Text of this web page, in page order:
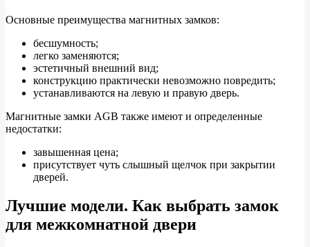
Основные преимущества магнитных замков:
бесшумность;
легко заменяются;
эстетичный внешний вид;
конструкцию практически невозможно повредить;
устанавливаются на левую и правую дверь.
Магнитные замки AGB также имеют и определенные
недостатки:
завышенная цена;
присутствует чуть слышный щелчок при закрытии
дверей.
Лучшие модели. Как выбрать замок
для межкомнатной двери